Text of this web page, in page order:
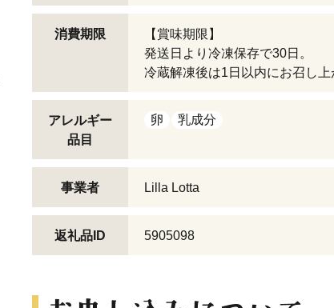
消費期限
【賞味期限】
発送日より冷凍保存で30日。
冷蔵解凍後は1日以内にお召し上
アレルギー
品目
卵 乳成分
事業者 Lilla Lotta
返礼品ID 5905098